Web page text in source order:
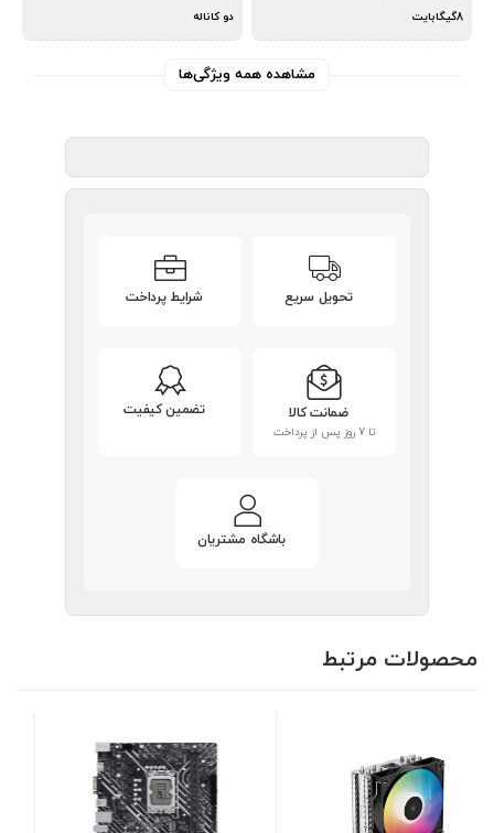
8گیگابایت دو کاناله
مشاهده همه ویژگی‌ها
تحویل سریع شرایط پرداخت
ضمانت کالا
تا 7 روز پس از پرداخت
تضمین کیفیت
باشگاه مشتریان
محصولات مرتبط